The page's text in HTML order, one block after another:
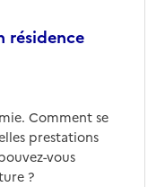
résidence
Comment se
prestations
vous
?